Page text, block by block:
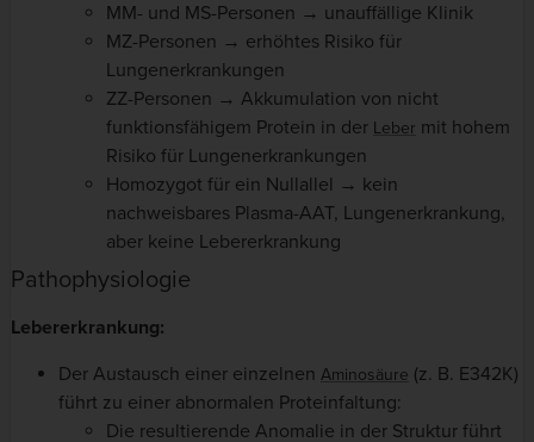
MM- und MS-Personen → unauffällige Klinik
MZ-Personen → erhöhtes Risiko für
Lungenerkrankungen
ZZ-Personen → Akkumulation von nicht
funktionsfähigem Protein in der Leber mit hohem
Risiko für Lungenerkrankungen
Homozygot für ein Nullallel → kein
nachweisbares Plasma-AAT, Lungenerkrankung,
aber keine Lebererkrankung
Pathophysiologie
Lebererkrankung:
Der Austausch einer einzelnen Aminosäure (z. B. E342K)
führt zu einer abnormalen Proteinfaltung:
Die resultierende Anomalie in der Struktur führt